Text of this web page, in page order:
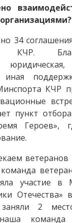
34
КЧР.
юридическая,
КЧР
пункт
Героев»,
ветеранов
участие в
Отечества»
2
команда